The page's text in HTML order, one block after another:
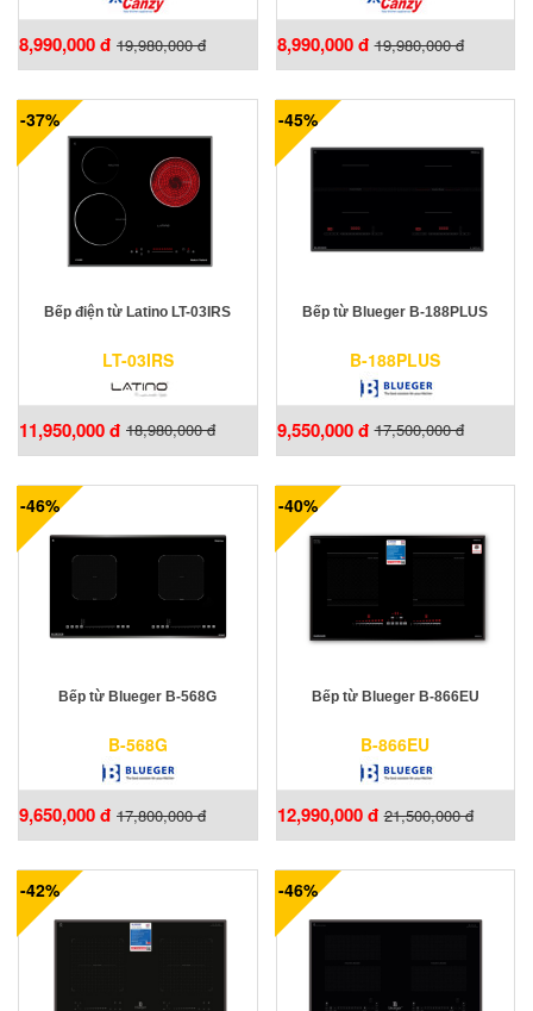
8,990,000 đ 19,980,000 đ 8,990,000 đ 19,980,000 đ
-37%
Bếp điện từ Latino LT-03IRS
LT-03IRS
11,950,000 đ 18,980,000 đ
-45%
Bếp từ Blueger B-188PLUS
B-188PLUS
9,550,000 đ 17,500,000 đ
-46%
Bếp từ Blueger B-568G
B-568G
9,650,000 đ 17,800,000 đ
-40%
Bếp từ Blueger B-866EU
B-866EU
12,990,000 đ 21,500,000 đ
-42% -46%